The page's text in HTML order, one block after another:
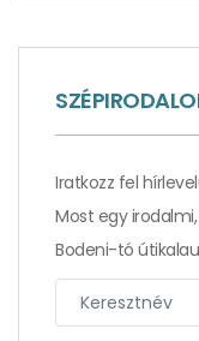
Történetek a
Iratkozz fel
Most egy
Bodeni-tó